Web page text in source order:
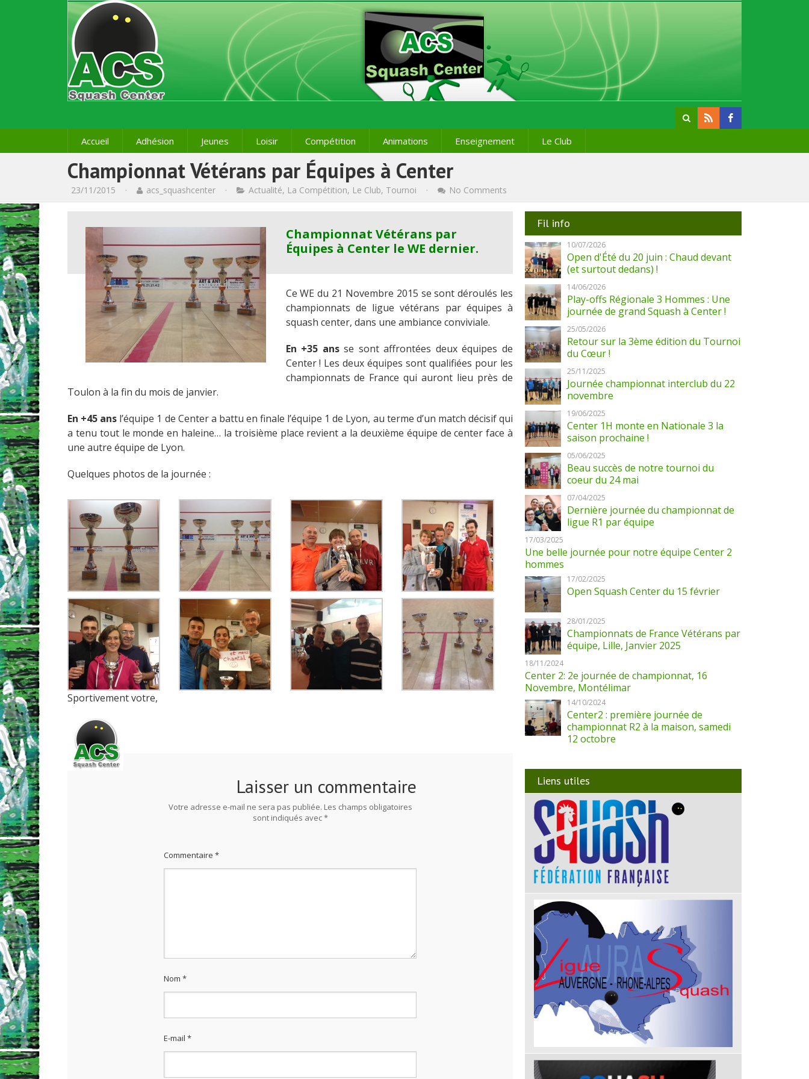
Accueil Adhésion Jeunes Loisir Compétition Animations Enseignement Le Club
Championnat Vétérans par Équipes à Center
23/11/2015 · acs_squashcenter · Actualité, La Compétition, Le Club, Tournoi · No Comments
Championnat Vétérans par
Équipes à Center le WE dernier.
Ce WE du 21 Novembre 2015 se sont déroulés les
championnats de ligue vétérans par équipes à
squash center, dans une ambiance conviviale.
En +35 ansse sont affrontées deux équipes de
Center ! Les deux équipes sont qualifiées pour les
championnats de France qui auront lieu près de
Toulon à la fin du mois de janvier.
En +45 ans l’équipe 1 de Center a battu en finale l’équipe 1 de Lyon, au terme d’un match décisif qui
a tenu tout le monde en haleine… la troisième place revient a la deuxième équipe de center face à
une autre équipe de Lyon.
Quelques photos de la journée :
Sportivement votre,
Laisser un commentaire
Votre adresse e-mail ne sera pas publiée. Les champs obligatoires
sont indiqués avec*
Commentaire *
Nom *
E-mail *
Fil info
10/07/2026
Open d'Été du 20 juin : Chaud devant
(et surtout dedans) !
14/06/2026
Play-offs Régionale 3 Hommes : Une
journée de grand Squash à Center !
25/05/2026
Retour sur la 3ème édition du Tournoi
du Cœur !
25/11/2025
Journée championnat interclub du 22
novembre
19/06/2025
Center 1H monte en Nationale 3 la
saison prochaine !
05/06/2025
Beau succès de notre tournoi du
coeur du 24 mai
07/04/2025
Dernière journée du championnat de
ligue R1 par équipe
17/03/2025
Une belle journée pour notre équipe Center 2
hommes
17/02/2025
Open Squash Center du 15 février
28/01/2025
Championnats de France Vétérans par
équipe, Lille, Janvier 2025
18/11/2024
Center 2: 2e journée de championnat, 16
Novembre, Montélimar
14/10/2024
Center2 : première journée de
championnat R2 à la maison, samedi
12 octobre
Liens utiles